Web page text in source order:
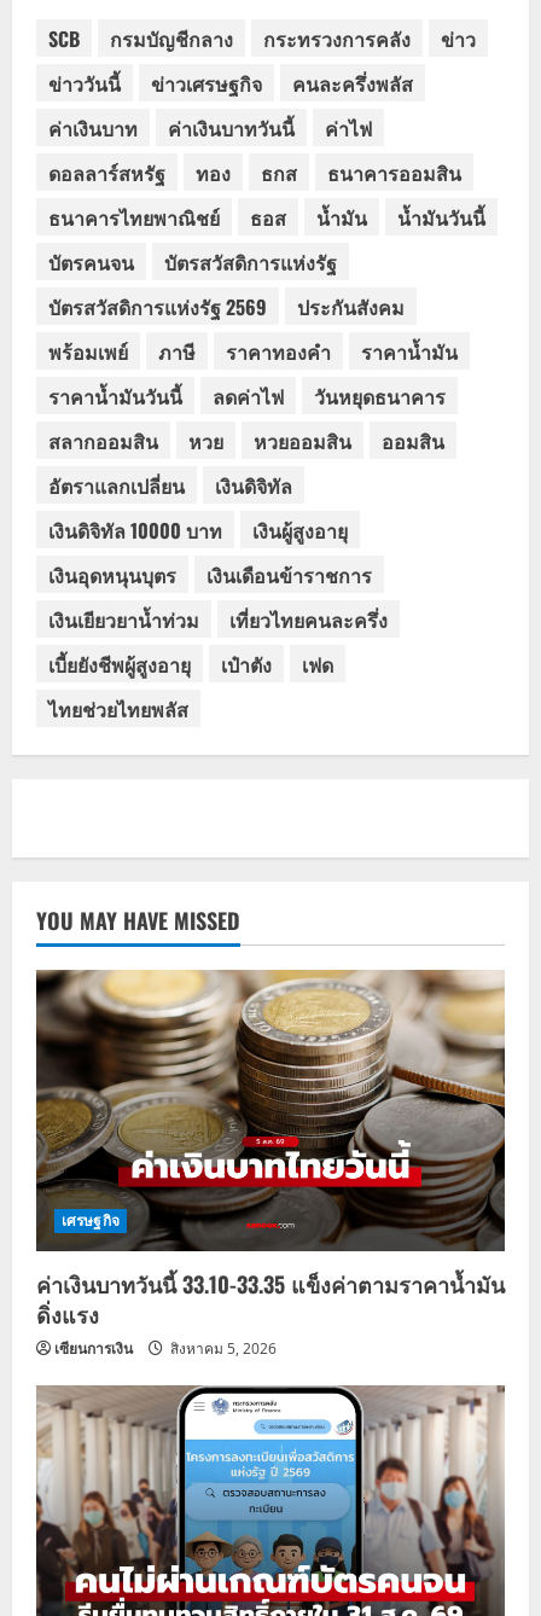
SCB กรมบัญชีกลาง กระทรวงการคลัง
ข่าว
ข่าววันนี้
ข่าวเศรษฐกิจ
คนละครึ่งพลัส
ค่าเงินบาท
ค่าเงินบาทวันนี้
ค่าไฟ
ดอลลาร์สหรัฐ
ทอง ธกส
ธนาคารออมสิน
ธนาคารไทยพาณิชย์
ธอส น้ำมัน
น้ำมันวันนี้
บัตรคนจน
บัตรสวัสดิการแห่งรัฐ
บัตรสวัสดิการแห่งรัฐ 2569
ประกันสังคม
พร้อมเพย์
ภาษี ราคาทองคำ
ราคาน้ำมัน
ราคาน้ำมันวันนี้
ลดค่าไฟ
วันหยุดธนาคาร
สลากออมสิน
หวย หวยออมสิน
ออมสิน
อัตราแลกเปลี่ยน
เงินดิจิทัล
เงินดิจิทัล 10000 บาท
เงินผู้สูงอายุ
เงินอุดหนุนบุตร
เงินเดือนข้าราชการ
เงินเยียวยาน้ำท่วม
เที่ยวไทยคนละครึ่ง
เบี้ยยังชีพผู้สูงอายุ
เป๋าตัง
เฟด
ไทยช่วยไทยพลัส
YOU MAY HAVE MISSED
เศรษฐกิจ
ค่าเงินบาทวันนี้ 33.10-33.35 แข็งค่าตามราคาน้ำมัน
ดิ่งแรง
เซียนการเงิน สิงหาคม 5, 2026